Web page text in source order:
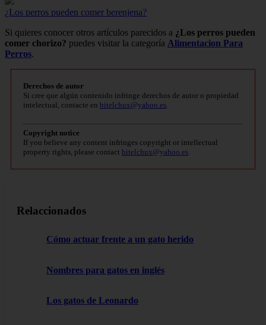
¿Los perros pueden comer berenjena?
Si quieres conocer otros artículos parecidos a ¿Los perros pueden
comer chorizo? puedes visitar la categoría Alimentacion Para
Perros.
Derechos de autor
Si cree que algún contenido infringe derechos de autor o propiedad
intelectual, contacte en bitelchux@yahoo.es.
Copyright notice
If you believe any content infringes copyright or intellectual
property rights, please contact bitelchux@yahoo.es.
Relaccionados
Cómo actuar frente a un gato herido
Nombres para gatos en inglés
Los gatos de Leonardo